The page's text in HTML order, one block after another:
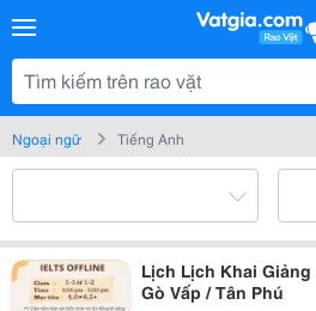
Ngoại ngữ Tiếng Anh
Lịch Lịch Khai Giảng
Gò Vấp / Tân Phú